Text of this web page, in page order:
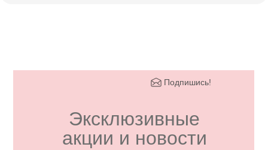
Эксклюзивные
акции и новости
Подпишись!